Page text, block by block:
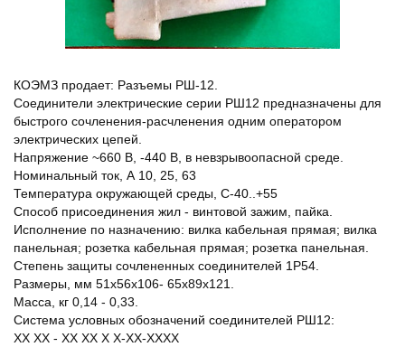
КОЭМЗ продает: Разъемы РШ-12.
Соединители электрические серии РШ12 предназначены для
быстрого сочленения-расчленения одним оператором
электрических цепей.
Напряжение ~660 В, -440 В, в невзрывоопасной среде.
Номинальный ток, А 10, 25, 63
Температура окружающей среды, С-40..+55
Способ присоединения жил - винтовой зажим, пайка.
Исполнение по назначению: вилка кабельная прямая; вилка
панельная; розетка кабельная прямая; розетка панельная.
Степень защиты сочлененных соединителей 1Р54.
Размеры, мм 51х56х106- 65х89х121.
Масса, кг 0,14 - 0,33.
Система условных обозначений соединителей РШ12:
ХХ ХХ - ХХ ХХ Х Х-ХХ-ХХХХ